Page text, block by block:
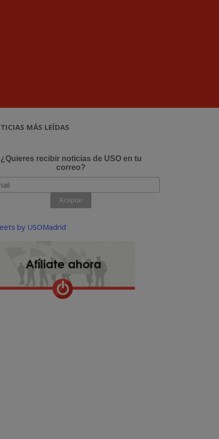
MÁS LEÍDAS
¿Quieres recibir noticias de USO en tu
correo?
by USOMadrid